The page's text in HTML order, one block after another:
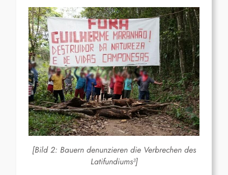
[Bild 2: Bauern denunzieren die Verbrechen des
Latifundiums³]